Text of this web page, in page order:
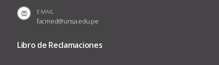
E-MAIL
facmed@unsa.edu.pe
Libro de Reclamaciones